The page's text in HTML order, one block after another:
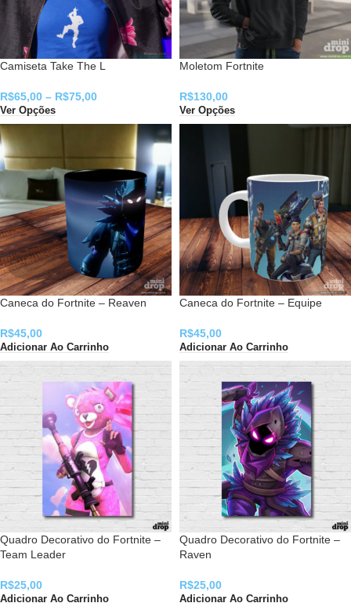
Camiseta Take The L
R$65,00 – R$75,00
Ver Opções
Moletom Fortnite
R$130,00
Ver Opções
Caneca do Fortnite – Reaven
R$45,00
Adicionar Ao Carrinho
Caneca do Fortnite – Equipe
R$45,00
Adicionar Ao Carrinho
Quadro Decorativo do Fortnite –
Team Leader
R$25,00
Adicionar Ao Carrinho
Quadro Decorativo do Fortnite –
Raven
R$25,00
Adicionar Ao Carrinho